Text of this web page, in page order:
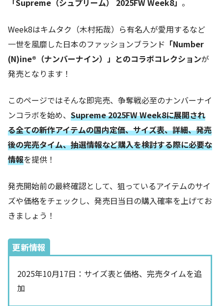
「Supreme（シュプリーム） 2025FW Week8」 。
Week8はキムタク（木村拓哉）ら有名人が愛用するなど
一世を風靡した日本のファッションブランド 「Number
(N)ine®（ナンバーナイン）」とのコラボコレクションが
発売となります！
このページではそんな即完売、争奪戦必至のナンバーナイ
ンコラボを始め、 Supreme 2025FW Week8に展開され
る全ての新作アイテムの国内定価、サイズ表、詳細、発売
後の完売タイム、抽選情報など購入を検討する際に必要な
情報を提供！
発売開始前の最終確認として、狙っているアイテムのサイ
ズや価格をチェックし、発売日当日の購入確率を上げてお
きましょう！
更新情報
2025年10月17日：サイズ表と価格、完売タイムを追
加